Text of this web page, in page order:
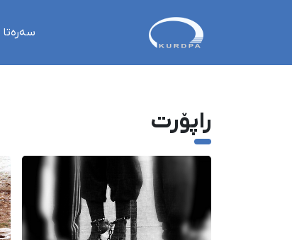
سەرەتا
راپۆرت